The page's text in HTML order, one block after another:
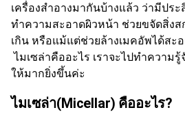
เครื่องสำอางมากันบ้างแล้ว ว่ามีปร
ทำความสะอาดผิวหน้า ช่วยขจัดสิ่ง
เกิน หรือแม้แต่ช่วยล้างเมคอัพได้สะ
ไมเซล่าคืออะไร เราจะไปทำความ
ให้มากยิ่งขึ้นค่ะ
ไมเซล่า(Micellar) คืออะไร?